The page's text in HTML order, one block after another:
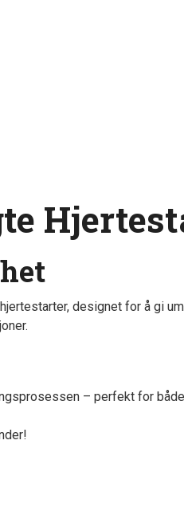
designet for å gi
– perfekt for